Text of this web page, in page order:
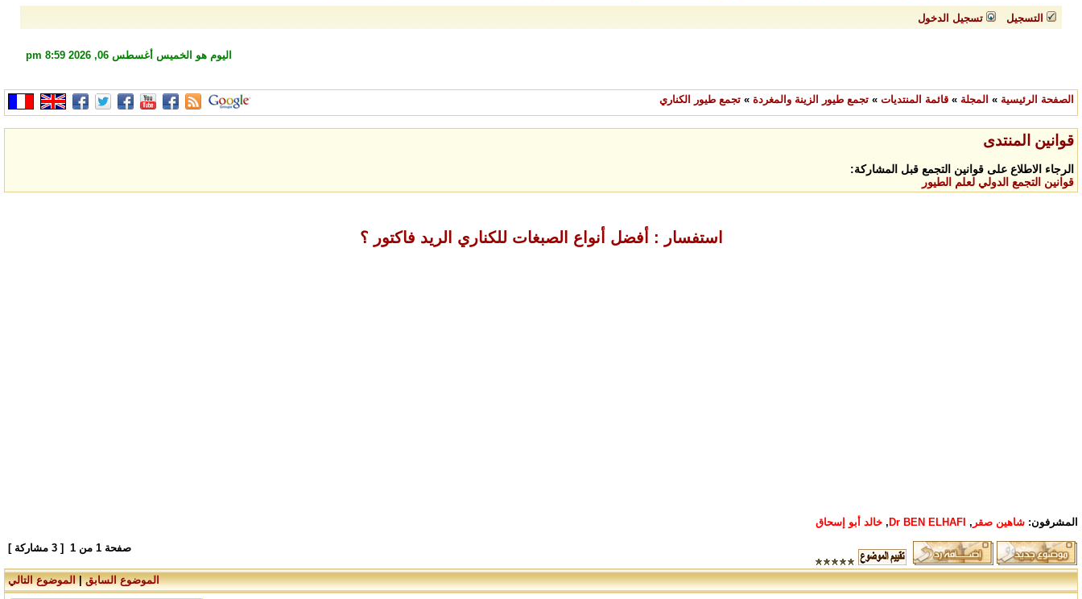
التسجيل تسجيل الدخول
اليوم هو الخميس أغسطس 06, 2026 8:59 pm
الصفحة الرئيسية » المجلة » قائمة المنتديات » تجمع طيور الزينة والمغردة » تجمع طيور الكناري
قوانين المنتدى
الرجاء الاطلاع على قوانين التجمع قبل المشاركة:
قوانين التجمع الدولي لعلم الطيور
استفسار : أفضل أنواع الصبغات للكناري الريد فاكتور ؟
المشرفون: شاهين صقر ,
Dr BEN ELHAFI
, خالد أبو إسحاق
صفحة 1 من 1 [ 3 مشاركة ]
الموضوع السابق|الموضوع التالي